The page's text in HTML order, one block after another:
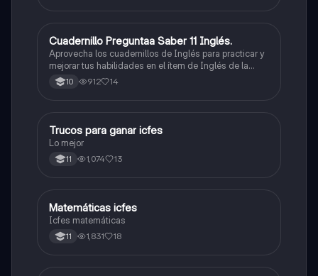
ICFES: Inglés
Cuadernillo Preguntaa Saber 11 Inglés.
Aprovecha los cuadernillos de Inglés para practicar y
mejorar tus habilidades en el ítem de Inglés de la
Prueba Saber 11. 🫡
10 912 14
Química
Trucos para ganar icfes
Lo mejor
11 1,074 13
ICFES: Matemáticas
Matemáticas icfes
Icfes matemáticas
11 1,831 18